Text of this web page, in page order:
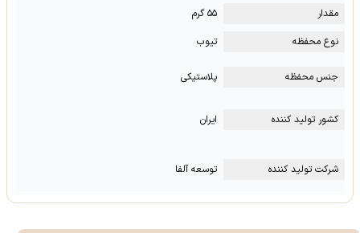
مقدار
۵۵ گرم
نوع محفظه
تیوب
جنس محفظه پلاستیکی
کشور تولید کننده ایران
شرکت تولید کننده توسعه آلفا